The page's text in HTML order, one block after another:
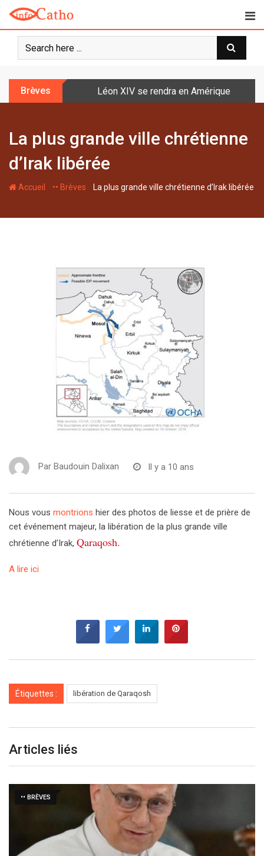
o
Brèves Léon XIV se rendra en Amérique latine à
La plus grande ville chrétienne
d’Irak libérée
Accueil - •• Brèves - La plus grande ville chrétienne d’Irak libérée
Par Baudouin Dalixan Il y a 10 ans
Nous vous montrions hier des photos de liesse et de prière de
cet événement majeur, la libération de la plus grande ville
chrétienne d’Irak, Qaraqosh.
A lire ici
Étiquettes : libération de Qaraqosh
Articles liés
•• BRÈVES